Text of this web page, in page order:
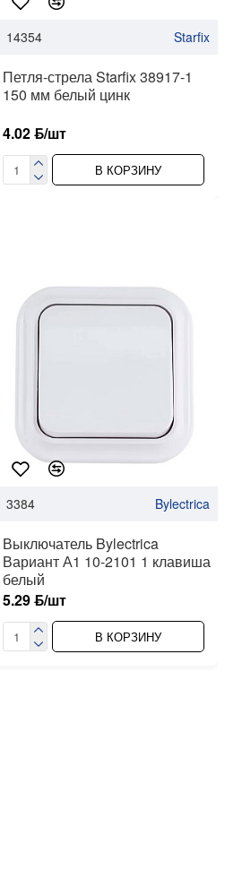
14354 Starfix
Петля-стрела Starfix 38917-1
150 мм белый цинк
4.02 ƃ/шт
В КОРЗИНУ
3384 Bylectrica
Выключатель Bylectrica
Вариант А1 10-2101 1 клавиша
белый
5.29 ƃ/шт
В КОРЗИНУ